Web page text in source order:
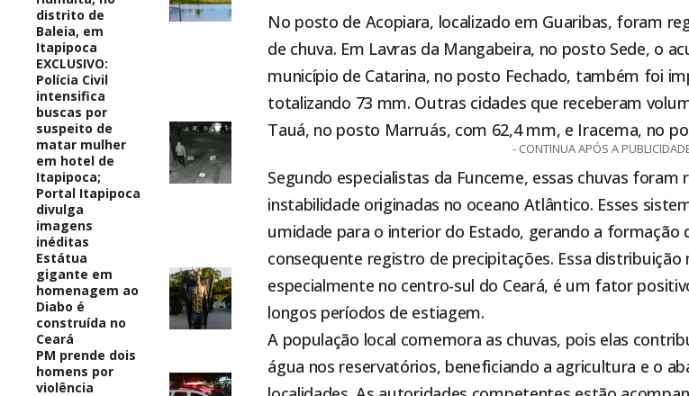
distrito de
Baleia, em
Itapipoca
EXCLUSIVO:
Polícia Civil
intensifica
buscas por
suspeito de
matar mulher
em hotel de
Itapipoca;
Portal Itapipoca
divulga
imagens
inéditas
Estátua
gigante em
homenagem ao
Diabo é
construída no
Ceará
PM prende dois
homens por
violência
No posto de Acopiara, localizado em Guaribas, foram
de chuva. Em Lavras da Mangabeira, no posto Sede, o
município de Catarina, no posto Fechado, também foi
totalizando 73 mm. Outras cidades que receberam
Tauá, no posto Marruás, com 62,4 mm, e Iracema, no
- CONTINUA APÓS A
Segundo especialistas da Funceme, essas chuvas
instabilidade originadas no oceano Atlântico. Esses
umidade para o interior do Estado, gerando a formação
consequente registro de precipitações. Essa distribuição
especialmente no centro-sul do Ceará, é um fator
longos períodos de estiagem.
A população local comemora as chuvas, pois elas
água nos reservatórios, beneficiando a agricultura e o